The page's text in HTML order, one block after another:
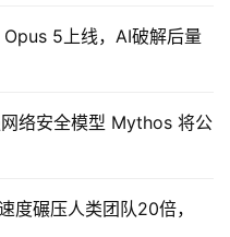
5上线，AI破解后量
络安全模型 Mythos 将公
度碾压人类团队20倍，